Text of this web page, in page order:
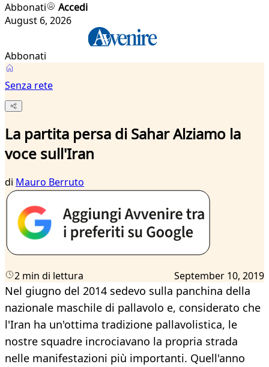
Abbonati
Accedi
August 6, 2026
Abbonati
Senza rete
La partita persa di Sahar Alziamo la
voce sull'Iran
di Mauro Berruto
2 min di lettura September 10, 2019
Nel giugno del 2014 sedevo sulla panchina della
nazionale maschile di pallavolo e, considerato che
l'Iran ha un'ottima tradizione pallavolistica, le
nostre squadre incrociavano la propria strada
nelle manifestazioni più importanti. Quell'anno